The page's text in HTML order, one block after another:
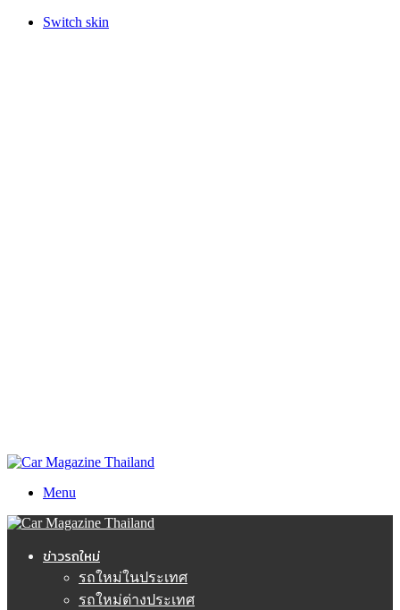
Switch skin
Menu
ข่าวรถใหม่
รถใหม่ในประเทศ
รถใหม่ต่างประเทศ